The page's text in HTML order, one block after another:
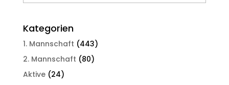
Kategorien
1. Mannschaft (443)
2. Mannschaft (80)
Aktive(24)